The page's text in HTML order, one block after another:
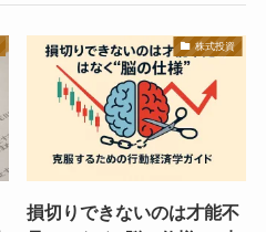
株式投資
損切りできないのは才能不